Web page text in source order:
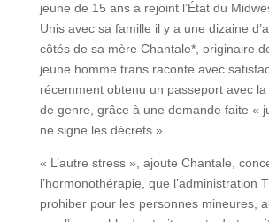
jeune de 15 ans a rejoint l’État du
Unis avec sa famille il y a une dizaine
côtés de sa mère Chantale*, originaire
jeune homme trans raconte avec
récemment obtenu un passeport avec
de genre, grâce à une demande faite «
ne signe les décrets ».
« L’autre stress », ajoute Chantale,
l’hormonothérapie, que l’administration
prohiber pour les personnes mineures,